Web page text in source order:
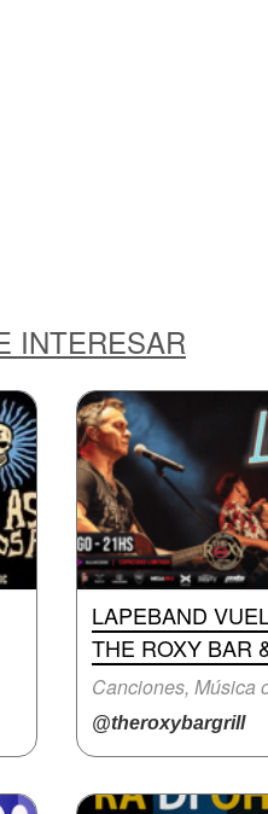
INTERESAR
LAPEBAND
THE ROXY BAR
Canciones, Música
@theroxybargrill